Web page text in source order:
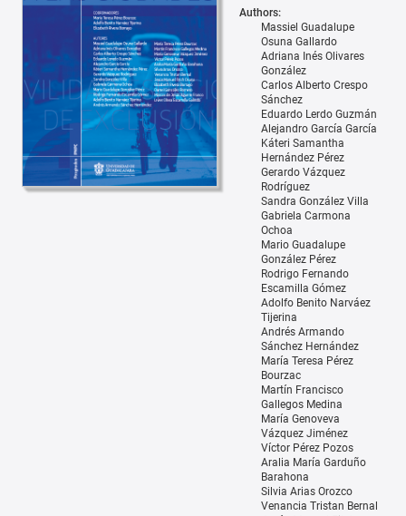
Authors:
Massiel Guadalupe
Osuna Gallardo
Adriana Inés Olivares
González
Carlos Alberto Crespo
Sánchez
Eduardo Lerdo Guzmán
Alejandro García García
Káteri Samantha
Hernández Pérez
Gerardo Vázquez
Rodríguez
Sandra González Villa
Gabriela Carmona
Ochoa
Mario Guadalupe
González Pérez
Rodrigo Fernando
Escamilla Gómez
Adolfo Benito Narváez
Tijerina
Andrés Armando
Sánchez Hernández
María Teresa Pérez
Bourzac
Martín Francisco
Gallegos Medina
María Genoveva
Vázquez Jiménez
Víctor Pérez Pozos
Aralia María Garduño
Barahona
Silvia Arias Orozco
Venancia Tristan Bernal